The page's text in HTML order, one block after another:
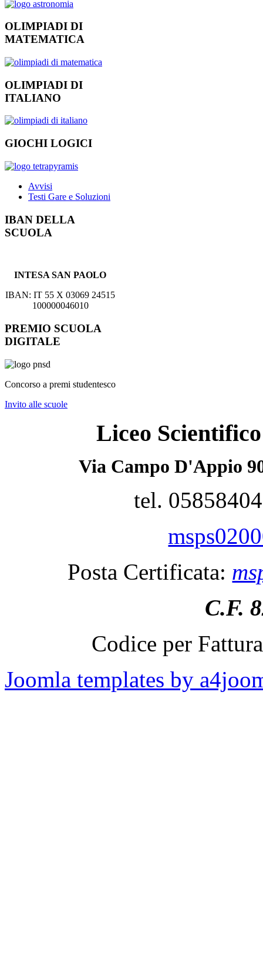
OLIMPIADI DI
MATEMATICA
OLIMPIADI DI
ITALIANO
GIOCHI LOGICI
Avvisi
Testi Gare e Soluzioni
IBAN DELLA
SCUOLA
INTESA SAN PAOLO
IBAN: IT 55 X 03069 24515
100000046010
PREMIO SCUOLA
DIGITALE
Concorso a premi studentesco
Invito alle scuole
Liceo
Via Campo D'Appio
tel.
Posta Certificata:
C.F.
Codice per
Joomla templates by